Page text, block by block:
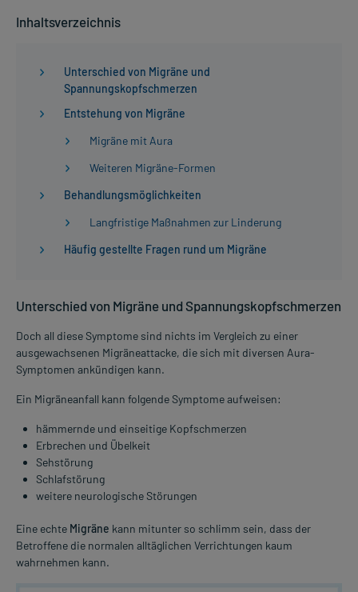
Inhaltsverzeichnis
Unterschied von Migräne und
Spannungskopfschmerzen
Entstehung von Migräne
Migräne mit Aura
Weiteren Migräne-Formen
Behandlungsmöglichkeiten
Langfristige Maßnahmen zur Linderung
Häufig gestellte Fragen rund um Migräne
Unterschied von Migräne und Spannungskopfschmerzen
Doch all diese Symptome sind nichts im Vergleich zu einer
ausgewachsenen Migräneattacke, die sich mit diversen Aura-
Symptomen ankündigen kann.
Ein Migräneanfall kann folgende Symptome aufweisen:
hämmernde und einseitige Kopfschmerzen
Erbrechen und Übelkeit
Sehstörung
Schlafstörung
weitere neurologische Störungen
Eine echte Migräne kann mitunter so schlimm sein, dass der
Betroffene die normalen alltäglichen Verrichtungen kaum
wahrnehmen kann.